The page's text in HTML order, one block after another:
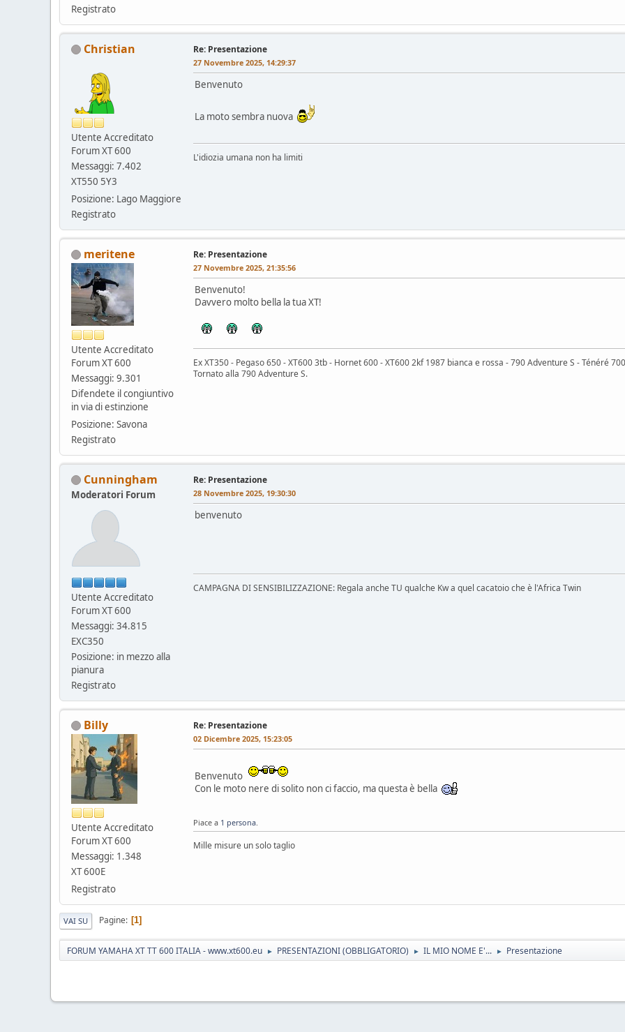
Registrato
Christian
Utente Accreditato
Forum XT 600
Messaggi: 7.402
XT550 5Y3
Posizione: Lago Maggiore
Registrato
Re: Presentazione
27 Novembre 2025, 14:29:37
Benvenuto
La moto sembra nuova
L'idiozia umana non ha limiti
meritene
Utente Accreditato
Forum XT 600
Messaggi: 9.301
Difendete il congiuntivo
in via di estinzione
Posizione: Savona
Registrato
Re: Presentazione
27 Novembre 2025, 21:35:56
Benvenuto!
Davvero molto bella la tua XT!
Ex XT350 - Pegaso 650 - XT600 3tb - Hornet 600 - XT600 2kf 1987 bianca e rossa - 790 Adventure S - Ténéré
Tornato alla 790 Adventure S.
Cunningham
Moderatori Forum
Utente Accreditato
Forum XT 600
Messaggi: 34.815
EXC350
Posizione: in mezzo alla
pianura
Registrato
Re: Presentazione
28 Novembre 2025, 19:30:30
benvenuto
CAMPAGNA DI SENSIBILIZZAZIONE: Regala anche TU qualche Kw a quel cacatoio che è l'Africa Twin
Billy
Utente Accreditato
Forum XT 600
Messaggi: 1.348
XT 600E
Registrato
Re: Presentazione
02 Dicembre 2025, 15:23:05
Benvenuto
Con le moto nere di solito non ci faccio, ma questa è bella
Piace a 1 persona
Mille misure un solo taglio
VAI SU Pagine 1
FORUM YAMAHA XT TT 600 ITALIA - www.xt600.eu ► PRESENTAZIONI (OBBLIGATORIO) ► IL MIO NOME E'... ► Presentazione